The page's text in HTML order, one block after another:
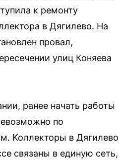
к ремонту
в Дягилево. На
провал,
улиц Коняева
ранее начать работы
по
Коллекторы в Дягилево
связаны в единую сеть,